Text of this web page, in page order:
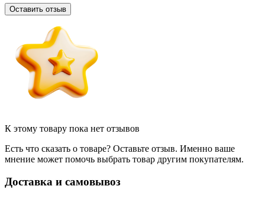
Оставить отзыв
К этому товару пока нет отзывов
Есть что сказать о товаре? Оставьте отзыв. Именно ваше
мнение может помочь выбрать товар другим покупателям.
Доставка и самовывоз